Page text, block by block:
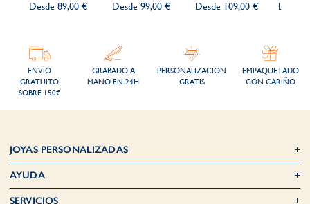
Desde 89,00 €
Desde 99,00 €
Desde 109,00 €
Desde
ENVÍO
GRATUITO
SOBRE 150€
GRABADO A
MANO EN 24H
PERSONALIZACIÓN
GRATIS
EMPAQUETADO
CON CARIÑO
JOYAS PERSONALIZADAS
AYUDA
SERVICIOS